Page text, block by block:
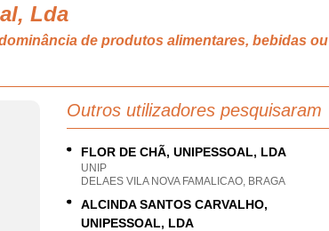
Lda
de produtos alimentares, bebidas ou
Outros utilizadores pesquisaram
FLOR DE CHÃ, UNIPESSOAL, LDA
UNIP
DELAES VILA NOVA FAMALICAO, BRAGA
ALCINDA SANTOS CARVALHO,
UNIPESSOAL, LDA